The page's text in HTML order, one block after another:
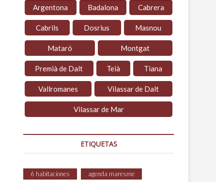
Argentona Badalona Cabrera
Cabrils Dosrius Masnou
Mataró Montgat
Premià de Dalt Teià Tiana
Vallromanes Vilassar de Dalt
Vilassar de Mar
ETIQUETAS
6 habitaciones agenda maresme